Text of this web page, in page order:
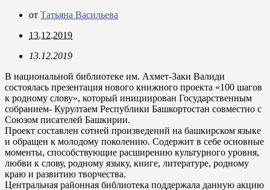
от Татьяна Васильева
13.12.2019
13.12.2019
В национальной библиотеке им. Ахмет-Заки Валиди
состоялась презентация нового книжного проекта «100 шагов
к родному слову», который инициирован Государственным
собранием- Курултаем Республики Башкортостан совместно с
Союзом писателей Башкирии.
Проект составлен сотней произведений на башкирском языке
и обращен к молодому поколению. Содержит в себе основные
моменты, способствующие расширению культурного уровня,
любви к слову, родному языку, книге, литературе, родному
краю и развитию творчества.
Центральная районная библиотека поддержала данную акцию